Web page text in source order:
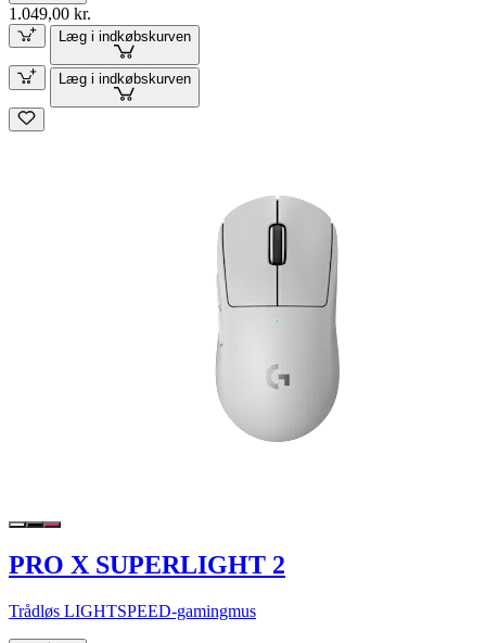
1.049,00 kr.
Læg i indkøbskurven
Læg i indkøbskurven
PRO X SUPERLIGHT 2
Trådløs LIGHTSPEED-gamingmus